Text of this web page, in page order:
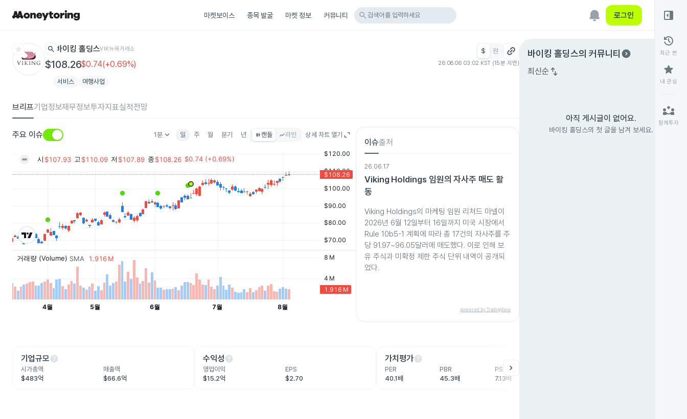
마켓보이스 종목 발굴 마켓 정보 커뮤니티 search 검색어를 입력하세요 로그인
star search 바이킹 홀딩스VIK뉴욕거래소
$108.26$0.74(+0.69%)
$ 원
26.08.06 03:02 KST (15분 지연)
서비스 여행사업
브리프기업정보재무정보투자지표실적전망
주요 이슈 1분keyboard_arrow_down 일 주 월 분기 년 캔들 라인 상세 차트 열기
이슈출처
26.06.17
Viking Holdings 임원의 자사주 매도 활
동
Viking Holdings의 마케팅 임원 리처드 마넬이
2026년 6월 12일부터 16일까지 미국 시장에서
Rule 10b5-1 계획에 따라 총 17건의 자사주를 주
당 91.97~96.05달러에 매도했다. 이로 인해 보
유 주식과 미확정 제한 주식 단위 내역이 공개되
었다.
powered by TradingView
기업규모help
시가총액
$483억
매출액
$66.6억
수익성help
영업이익
$15.2억
EPS
$2.70
가치평가help
PER
40.1배
PBR
45.3배
PSR
7.13배
chevron_right
바이킹 홀딩스의 커뮤니티 expand_circle_right
최신순 swap_vert
아직 게시글이 없어요.
바이킹 홀딩스의 첫 글을 남겨 보세요.
right_panel_open
history
최근 본
star
내 관심
partner_exchange
함께투자